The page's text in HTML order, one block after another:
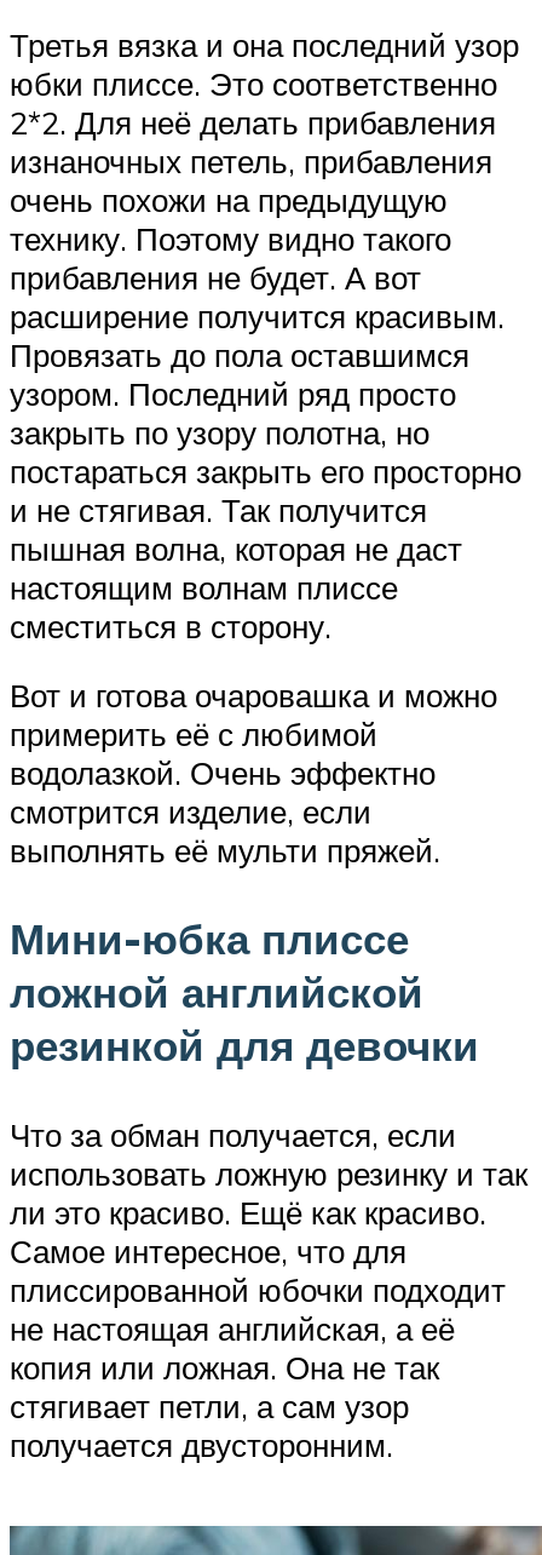
Третья вязка и она последний узор
юбки плиссе. Это соответственно
2*2. Для неё делать прибавления
изнаночных петель, прибавления
очень похожи на предыдущую
технику. Поэтому видно такого
прибавления не будет. А вот
расширение получится красивым.
Провязать до пола оставшимся
узором. Последний ряд просто
закрыть по узору полотна, но
постараться закрыть его просторно
и не стягивая. Так получится
пышная волна, которая не даст
настоящим волнам плиссе
сместиться в сторону.
Вот и готова очаровашка и можно
примерить её с любимой
водолазкой. Очень эффектно
смотрится изделие, если
выполнять её мульти пряжей.
Мини-юбка плиссе
ложной английской
резинкой для девочки
Что за обман получается, если
использовать ложную резинку и так
ли это красиво. Ещё как красиво.
Самое интересное, что для
плиссированной юбочки подходит
не настоящая английская, а её
копия или ложная. Она не так
стягивает петли, а сам узор
получается двусторонним.